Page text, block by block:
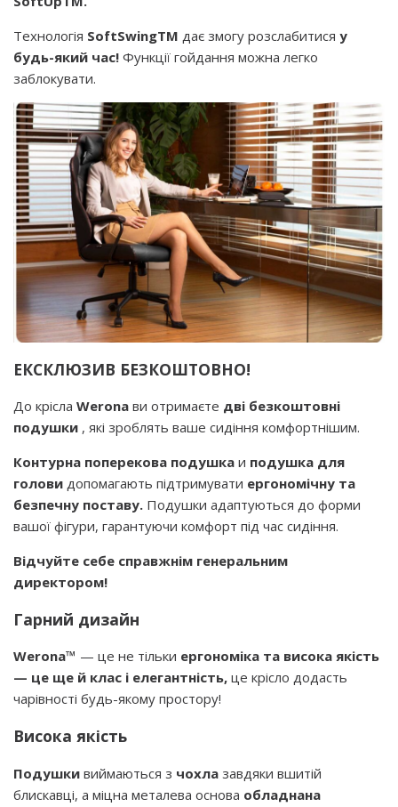
Технологія SoftSwingTM дає змогу розслабитися у
будь-який час! Функції гойдання можна легко
заблокувати.
ЕКСКЛЮЗИВ БЕЗКОШТОВНО!
До крісла Werona ви отримаєте дві безкоштовні
подушки , які зроблять ваше сидіння комфортнішим.
Контурна поперекова подушка и подушка для
голови допомагають підтримувати ергономічну та
безпечну поставу. Подушки адаптуються до форми
вашої фігури, гарантуючи комфорт під час сидіння.
Відчуйте себе справжнім генеральним
директором!
Гарний дизайн
Werona™ — це не тільки ергономіка та висока якість
— це ще й клас і елегантність, це крісло додасть
чарівності будь-якому простору!
Висока якість
Подушки виймаються з чохла завдяки вшитій
блискавці, а міцна металева основа обладнана